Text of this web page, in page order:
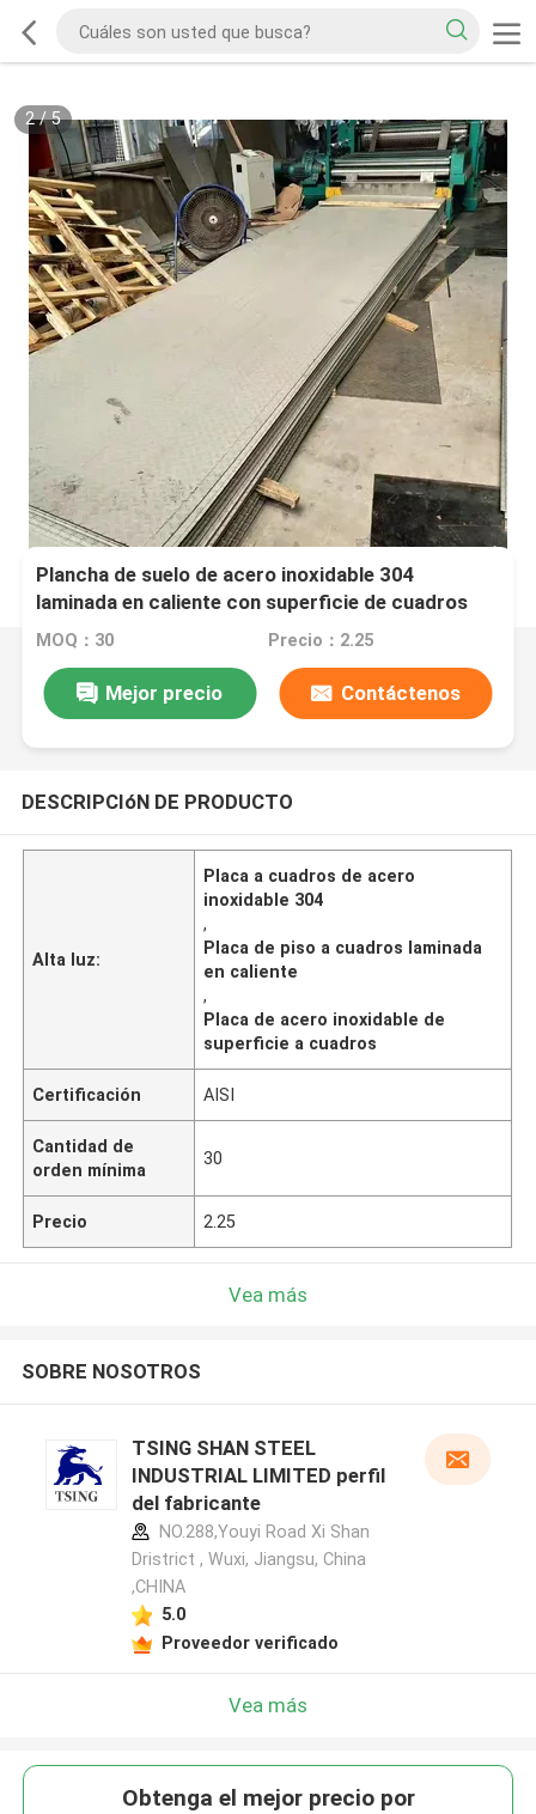
2/5
Plancha de suelo de acero inoxidable 304
laminada en caliente con superficie de cuadros
duradera
MOQ：30 Precio：2.25
Mejor precio Contáctenos
DESCRIPCIóN DE PRODUCTO
Alta luz:
Placa a cuadros de acero
inoxidable 304
,
Placa de piso a cuadros laminada
en caliente
,
Placa de acero inoxidable de
superficie a cuadros
Certificación AISI
Cantidad de
orden mínima
30
Precio 2.25
Vea más
SOBRE NOSOTROS
TSING SHAN STEEL
INDUSTRIAL LIMITED perfil
del fabricante
NO.288,Youyi Road Xi Shan
Dristrict , Wuxi, Jiangsu, China
,CHINA
5.0
Proveedor verificado
Vea más
Obtenga el mejor precio por